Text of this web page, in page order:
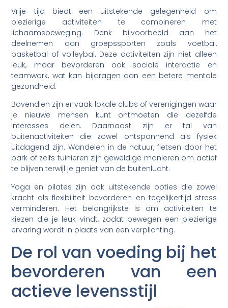
Vrije tijd biedt een uitstekende gelegenheid om
plezierige activiteiten te combineren met
lichaamsbeweging. Denk bijvoorbeeld aan het
deelnemen aan groepssporten zoals voetbal,
basketbal of volleybal. Deze activiteiten zijn niet alleen
leuk, maar bevorderen ook sociale interactie en
teamwork, wat kan bijdragen aan een betere mentale
gezondheid.
Bovendien zijn er vaak lokale clubs of verenigingen waar
je nieuwe mensen kunt ontmoeten die dezelfde
interesses delen. Daarnaast zijn er tal van
buitenactiviteiten die zowel ontspannend als fysiek
uitdagend zijn. Wandelen in de natuur, fietsen door het
park of zelfs tuinieren zijn geweldige manieren om actief
te blijven terwijl je geniet van de buitenlucht.
Yoga en pilates zijn ook uitstekende opties die zowel
kracht als flexibiliteit bevorderen en tegelijkertijd stress
verminderen. Het belangrijkste is om activiteiten te
kiezen die je leuk vindt, zodat bewegen een plezierige
ervaring wordt in plaats van een verplichting.
De rol van voeding bij het
bevorderen van een
actieve levensstijl